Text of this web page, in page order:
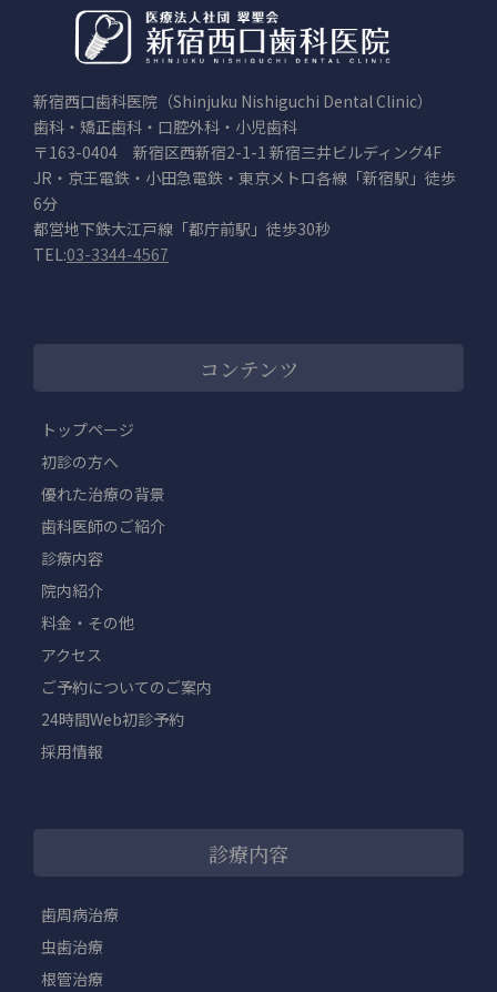
新宿西口歯科医院（Shinjuku Nishiguchi Dental Clinic）
歯科・矯正歯科・口腔外科・小児歯科
〒163-0404 新宿区西新宿2-1-1 新宿三井ビルディング4F
JR・京王電鉄・小田急電鉄・東京メトロ各線「新宿駅」徒歩
6分
都営地下鉄大江戸線「都庁前駅」徒歩30秒
TEL:03-3344-4567
コンテンツ
トップページ
初診の方へ
優れた治療の背景
歯科医師のご紹介
診療内容
院内紹介
料金・その他
アクセス
ご予約についてのご案内
24時間Web初診予約
採用情報
診療内容
歯周病治療
虫歯治療
根管治療